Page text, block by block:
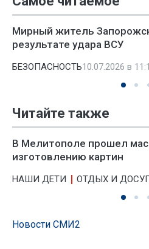
Мирный житель
результате удара ВСУ
БЕЗОПАСНОСТЬ10.07.2026 в
Читайте также
В Мелитополе прошел
изготовлению картин
НАШИ ДЕТИ ОТДЫХ И
Новости СМИ2